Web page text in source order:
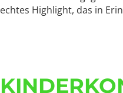
echtes Highlight, das in